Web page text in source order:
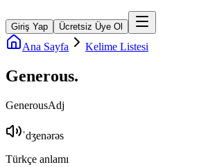
Giriş Yap Ücretsiz Üye Ol
Ana Sayfa Kelime Listesi
Generous.
GenerousAdj
ˈdʒenərəs
Türkçe anlamı